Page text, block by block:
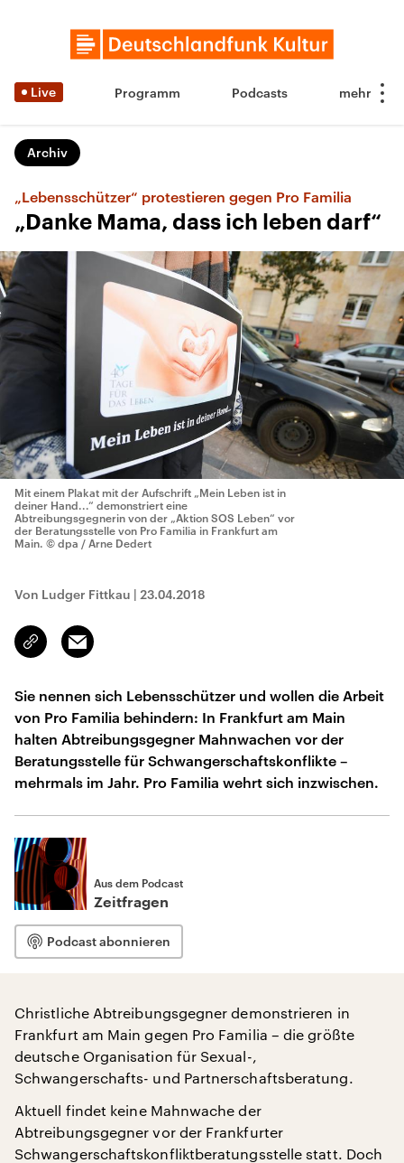
Live Programm Podcasts
Archiv
„Lebensschützer“ protestieren gegen Pro Familia
„Danke Mama, dass ich leben darf“
Mit einem Plakat mit der Aufschrift „Mein Leben ist in
deiner Hand...“ demonstriert eine
Abtreibungsgegnerin von der „Aktion SOS Leben“ vor
der Beratungsstelle von Pro Familia in Frankfurt am
Main. © dpa / Arne Dedert
Von Ludger Fittkau | 23.04.2018
Link
kopieren/teilen
Email
Sie nennen sich Lebensschützer und wollen die Arbeit
von Pro Familia behindern: In Frankfurt am Main
halten Abtreibungsgegner Mahnwachen vor der
Beratungsstelle für Schwangerschaftskonflikte –
mehrmals im Jahr. Pro Familia wehrt sich inzwischen.
Aus dem Podcast
Zeitfragen
Podcast abonnieren
Christliche Abtreibungsgegner demonstrieren in
Frankfurt am Main gegen Pro Familia – die größte
deutsche Organisation für Sexual-,
Schwangerschafts- und Partnerschaftsberatung.
Aktuell findet keine Mahnwache der
Abtreibungsgegner vor der Frankfurter
Schwangerschaftskonfliktberatungsstelle statt. Doch